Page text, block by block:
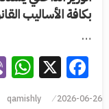
بكافة الأساليب
…
X
2026-06-26
qamishly